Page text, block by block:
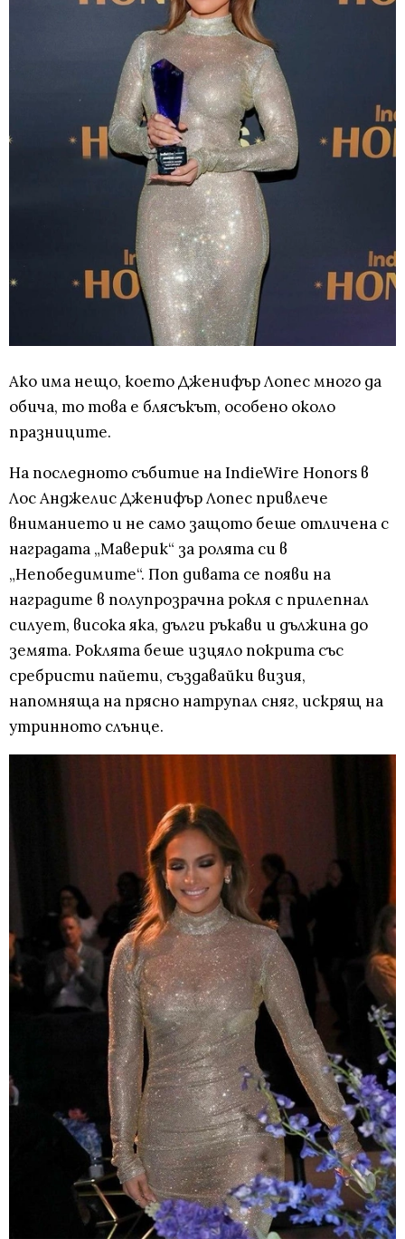
Ако има нещо, което Дженифър Лопес много да
обича, то това е блясъкът, особено около
празниците.
На последното събитие на IndieWire Honors в
Лос Анджелис Дженифър Лопес привлече
вниманието и не само защото беше отличена с
наградата „Маверик“ за ролята си в
„Непобедимите“. Поп дивата се появи на
наградите в полупрозрачна рокля с прилепнал
силует, висока яка, дълги ръкави и дължина до
земята. Роклята беше изцяло покрита със
сребристи пайети, създавайки визия,
напомняща на прясно натрупал сняг, искрящ на
утринното слънце.